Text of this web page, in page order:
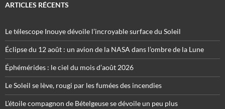
ARTICLES RÉCENTS
Le télescope Inouye dévoile l’incroyable surface du Soleil
Éclipse du 12 août : un avion de la NASA dans l’ombre de la Lune
Éphémérides : le ciel du mois d’août 2026
Le Soleil se lève, rougi par les fumées des incendies
L’étoile compagnon de Bételgeuse se dévoile un peu plus